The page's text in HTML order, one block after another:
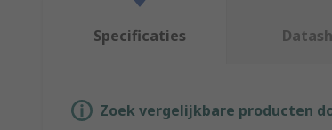
Specificaties
Zoek vergelijkbare producten